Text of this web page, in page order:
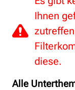
Alle
Ihnen
diese.